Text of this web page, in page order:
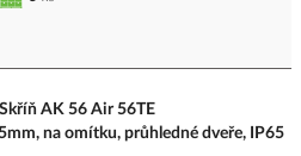
Skříň AK 56 Air 56TE
na omítku, průhledné dveře, IP65